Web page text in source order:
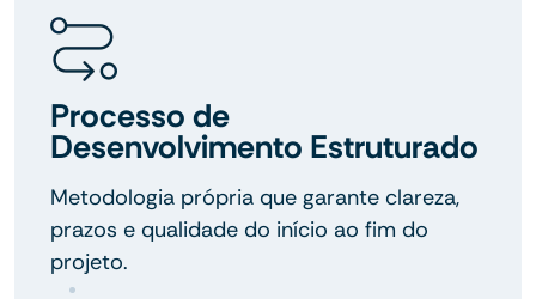
Processo de
Desenvolvimento Estruturado
Metodologia própria que garante clareza,
prazos e qualidade do início ao fim do
projeto.